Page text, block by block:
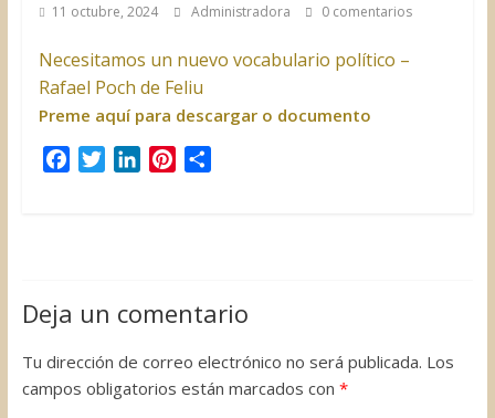
11 octubre, 2024 Administradora 0 comentarios
Necesitamos un nuevo vocabulario político –
Rafael Poch de Feliu
Preme aquí para descargar o documento
o
r
I
e
t
t
r
Deja un comentario
Tu dirección de correo electrónico no será publicada. Los
campos obligatorios están marcados con *